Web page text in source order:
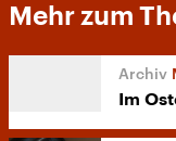
Mehr zum
Im